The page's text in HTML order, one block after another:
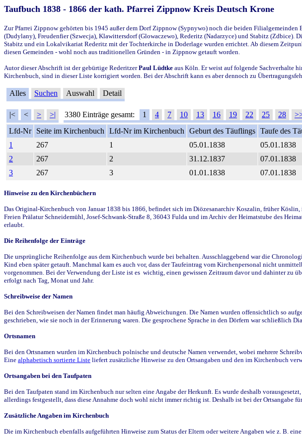
Taufbuch 1838 - 1866 der kath. Pfarrei Zippnow Kreis Deutsch Krone
Zur Pfarrei Zippnow gehörten bis 1945 außer dem Dorf Zippnow (Sypnywo) noch die beiden
(Dudylany), Freudenfier (Szwecja), Klawittersdorf (Glowaczewo), Rederitz (Nadarzyce) und Stabitz
Stabitz und ein Lokalvikariat Rederitz mit der Tochterkirche in Doderlage wurden errichtet. Ab diesem
diesen Gemeinden - wohl noch aus traditionellen Gründen - in Zippnow getauft worden.
Autor dieser Abschrift ist der gebürtige RederitzerPaul Lüdtke aus Köln. Er weist auf folgende Sachverhalte
Kirchenbuch, sind in dieser Liste korrigiert worden. Bei der Abschrift kann es aber dennoch zu
Alles Suchen Auswahl Detail
|< < > >| 3380 Einträge gesamt: 1 4 7 10 13 16 19 22 25 28
Lfd-Nr
Seite im Kirchenbuch Lfd-Nr im Kirchenbuch Geburt des Täuflings Taufe des
1
267 1 05.01.1838 05.01.1838
2
267 2 31.12.1837 07.01.1838
3
267 3 01.01.1838 07.01.1838
Hinweise zu den Kirchenbüchern
Das Original-Kirchenbuch von Januar 1838 bis 1866, befindet sich im Diözesanarchiv Koszalin, früher
Freien Prälatur Schneidemühl, Josef-Schwank-Straße 8, 36043 Fulda und im Archiv der Heimatstube des
erlaubt.
Die Reihenfolge der Einträge
Die ursprüngliche Reihenfolge aus dem Kirchenbuch wurde bei behalten. Ausschlaggebend war die
Kind eben später getauft. Manchmal kam es auch vor, dass der Taufeintrag vom Kirchenpersonal nicht
vorgenommen. Bei der Verwendung der Liste ist es wichtig, einen gewissen Zeitraum davor und dahinter zu
erfolgt nach Tag, Monat und Jahr.
Schreibweise der Namen
Bei den Schreibweisen der Namen findet man häufig Abweichungen. Die Namen wurden offensichtlich so
geschrieben, wie sie noch in der Erinnerung waren. Die gesprochene Sprache in den Dörfern war schließlich
Ortsnamen
Bei den Ortsnamen wurden im Kirchenbuch polnische und deutsche Namen verwendet, wobei mehrere
Eine alphabetisch sortierte Liste liefert zusätzliche Hinweise zu den Ortsangaben und den im Kirchenbuch
Ortsangaben bei den Taufpaten
Bei den Taufpaten stand im Kirchenbuch nur selten eine Angabe der Herkunft. Es wurde deshalb
allerdings festgestellt, dass diese Annahme doch wohl nicht immer richtig ist. Deshalb ist bei der Ortsangabe
Zusätzliche Angaben im Kirchenbuch
Die im Kirchenbuch ebenfalls aufgeführten Hinweise zum Status der Eltern oder weitere Angaben wie z. B.